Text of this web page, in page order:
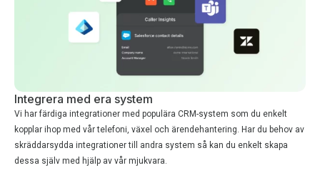
Integrera med era system
Vi har färdiga integrationer med populära CRM-system som du enkelt
kopplar ihop med vår telefoni, växel och ärendehantering. Har du behov av
skräddarsydda integrationer till andra system så kan du enkelt skapa
dessa själv med hjälp av vår mjukvara.